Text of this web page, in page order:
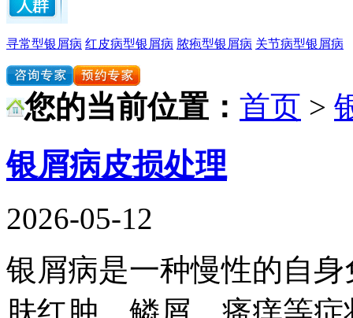
寻常型银屑病 红皮病型银屑病 脓疱型银屑病 关节病型银屑病
您的当前位置： 首页 >
银屑病皮损处理
2026-05-12
银屑病是一种慢性的自